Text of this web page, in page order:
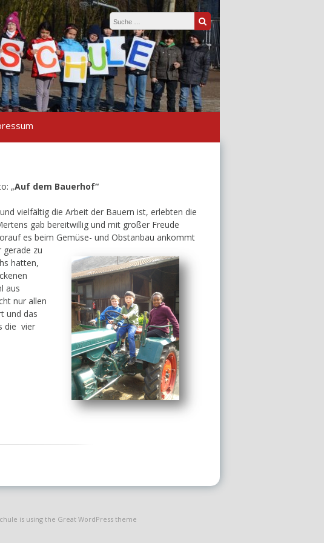
Suche nach:
Suche
„Auf dem Bauerhof“
vielfältig die Arbeit der Bauern ist, erlebten die
gab bereitwillig und mit großer Freude
es beim Gemüse- und Obstanbau ankommt
gerade zu
hatten,
aus
nur allen
und das
die vier
is using the Great WordPress theme